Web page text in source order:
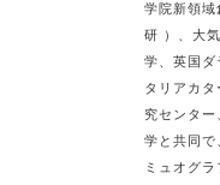
学院新領
研 ）、大
学、英国ダ
タリアカ
究センタ
学と共同で
ミュオグ